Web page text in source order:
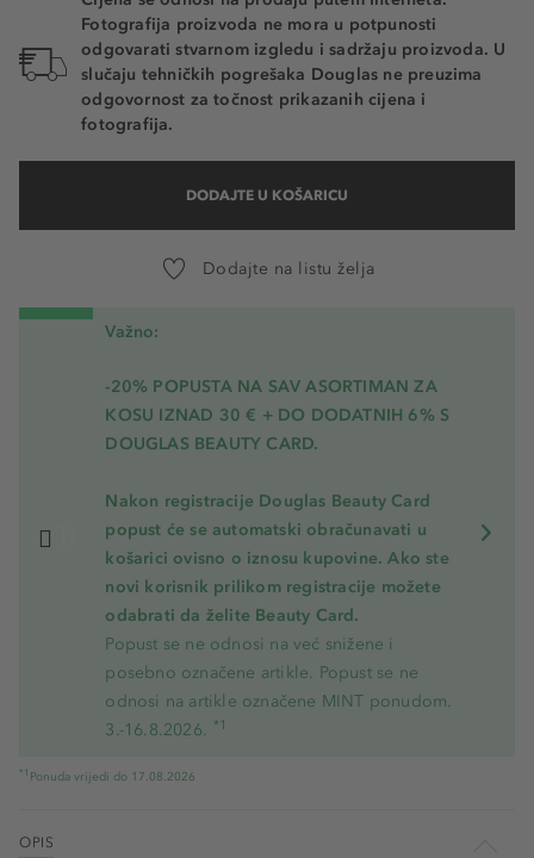
Fotografija proizvoda ne mora u potpunosti
odgovarati stvarnom izgledu i sadržaju proizvoda. U
slučaju tehničkih pogrešaka Douglas ne preuzima
odgovornost za točnost prikazanih cijena i
fotografija.
DODAJTE U KOŠARICU
Dodajte na listu želja
Važno:
-20% POPUSTA NA SAV ASORTIMAN ZA
KOSU IZNAD 30 € + DO DODATNIH 6% S
DOUGLAS BEAUTY CARD.
Nakon registracije Douglas Beauty Card
popust će se automatski obračunavati u
košarici ovisno o iznosu kupovine. Ako ste
novi korisnik prilikom registracije možete
odabrati da želite Beauty Card.
Popust se ne odnosi na već snižene i
posebno označene artikle. Popust se ne
odnosi na artikle označene MINT ponudom.
3.-16.8.2026. *1
*1 Ponuda vrijedi do 17.08.2026
OPIS